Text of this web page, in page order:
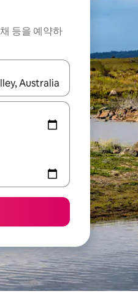
등을 예약하
하거나 터치 또는 스와이프 동작